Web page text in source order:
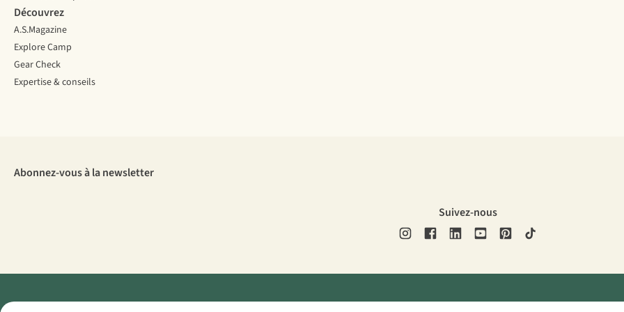
Découvrez
A.S.Magazine
Explore Camp
Gear Check
Expertise & conseils
Abonnez-vous à la newsletter
Suivez-nous